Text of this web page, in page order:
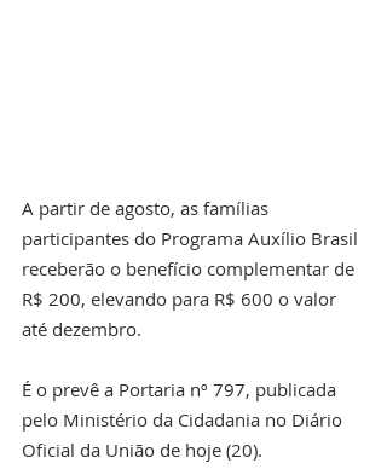
A partir de agosto, as famílias
participantes do Programa Auxílio Brasil
receberão o benefício complementar de
R$ 200, elevando para R$ 600 o valor
até dezembro.
É o prevê a Portaria nº 797, publicada
pelo Ministério da Cidadania no Diário
Oficial da União de hoje (20).